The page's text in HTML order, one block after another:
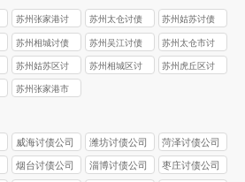
苏州张家港讨
债公司
苏州太仓讨债
公司
苏州姑苏讨债
公司
苏州相城讨债
公司
苏州吴江讨债
公司
苏州太仓市讨
债公司
苏州姑苏区讨
债公司
苏州相城区讨
苏州虎丘区讨
苏州张家港市
威海讨债公司 潍坊讨债公司 菏泽讨债公司
烟台讨债公司 淄博讨债公司 枣庄讨债公司